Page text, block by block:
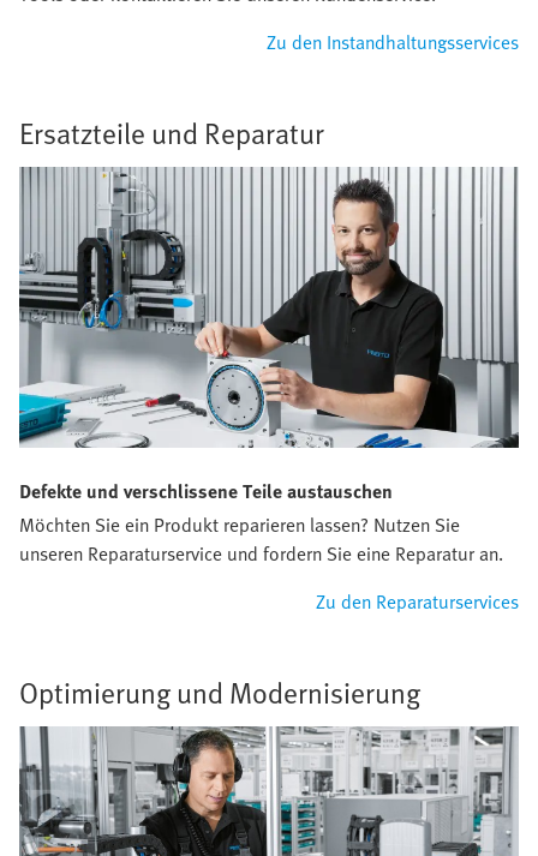
Zu den Instandhaltungsservices
Ersatzteile und Reparatur
Defekte und verschlissene Teile austauschen
Möchten Sie ein Produkt reparieren lassen? Nutzen Sie
unseren Reparaturservice und fordern Sie eine Reparatur an.
Zu den Reparaturservices
Optimierung und Modernisierung